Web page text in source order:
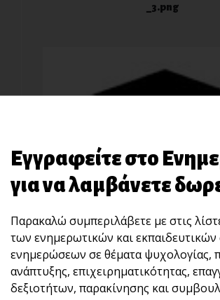
_3.png
Εγγραφείτε στο
για να λαμβάνετε
Παρακαλώ συμπεριλάβετε με στις
των ενημερωτικών και εκπαιδευτικών
ενημερώσεων σε θέματα ψυχολογίας,
ανάπτυξης, επιχειρηματικότητας,
δεξιοτήτων, παρακίνησης και